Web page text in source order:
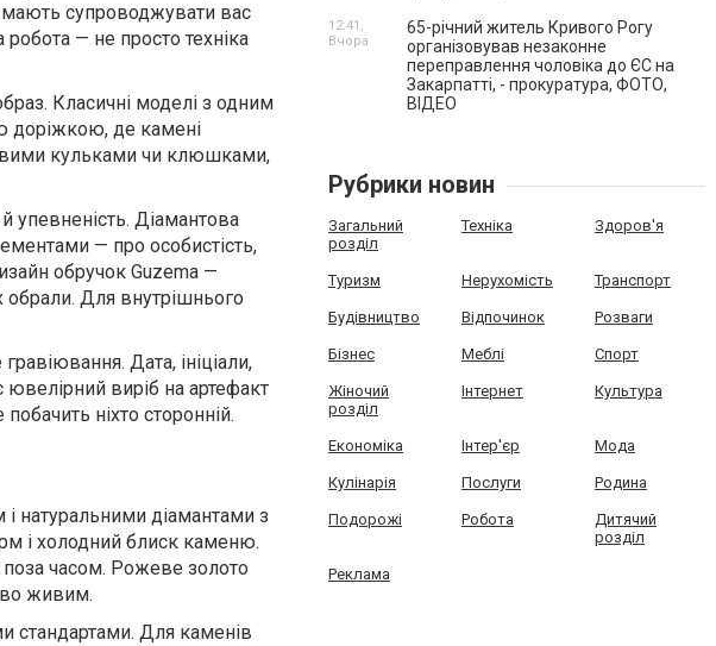
супроводжувати вас
— не просто техніка
Класичні моделі з одним
доріжкою, де камені
кульками чи клюшками,
упевненість. Діамантова
— про особистість,
обручок Guzema —
Для внутрішнього
Дата, ініціали,
виріб на артефакт
ніхто сторонній.
натуральними діамантами з
і холодний блиск каменю.
часом. Рожеве золото
живим.
стандартами. Для каменів
65-річний житель Кривого Рогу
організовував незаконне
переправлення чоловіка до ЄС на
Закарпатті, - прокуратура, ФОТО,
ВІДЕО
12:41,
Вчора
Рубрики новин
Загальний
розділ
Техніка Здоров'я
Туризм Нерухомість Транспорт
Будівництво Відпочинок Розваги
Бізнес Меблі Спорт
Жіночий
розділ
Інтернет Культура
Економіка Інтер'єр Мода
Кулінарія Послуги Родина
Подорожі Робота
Дитячий
розділ
Реклама